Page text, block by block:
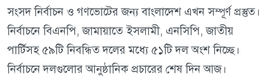
সংসদ নির্বাচন ও গণভোটের জন্য বাংলাদেশ এখন সম্পূর্ণ প্রস্তুত।
নির্বাচনে বিএনপি, জামায়াতে ইসলামী, এনসিপি, জাতীয়
পার্টিসহ ৫৯টি নিবন্ধিত দলের মধ্যে ৫১টি দল অংশ নিচ্ছে।
নির্বাচনে দলগুলোর আনুষ্ঠানিক প্রচারের শেষ দিন আজ।